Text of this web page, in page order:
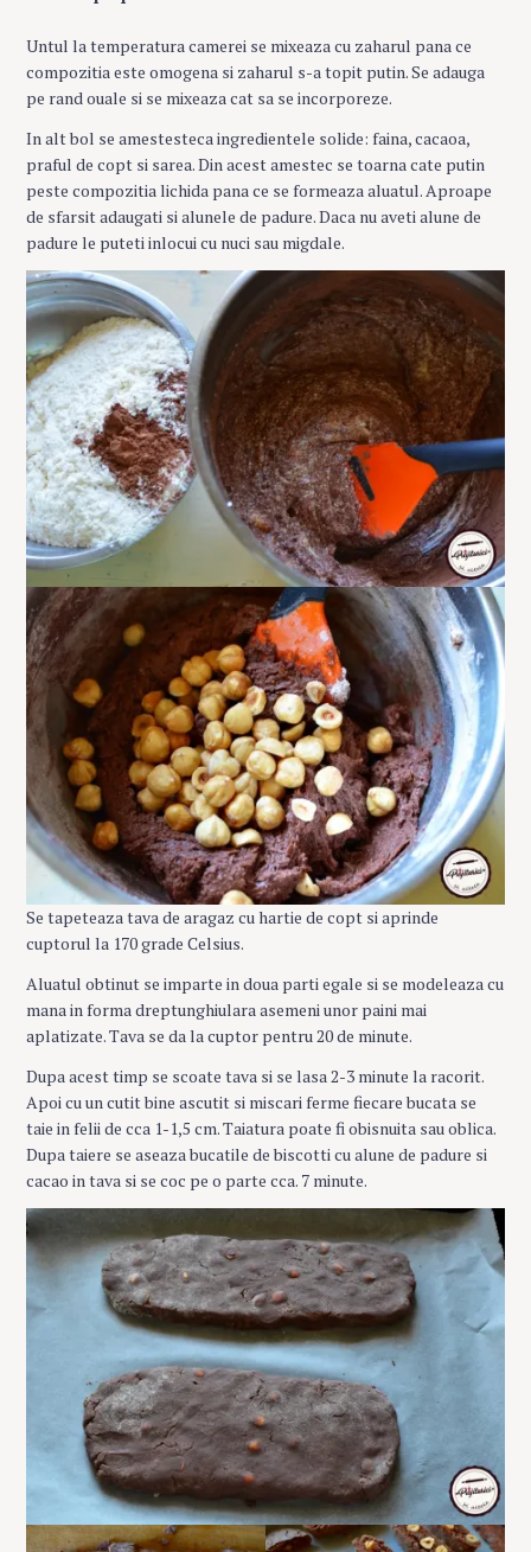
Untul la temperatura camerei se mixeaza cu zaharul pana ce
compozitia este omogena si zaharul s-a topit putin. Se adauga
pe rand ouale si se mixeaza cat sa se incorporeze.
In alt bol se amestesteca ingredientele solide: faina, cacaoa,
praful de copt si sarea. Din acest amestec se toarna cate putin
peste compozitia lichida pana ce se formeaza aluatul. Aproape
de sfarsit adaugati si alunele de padure. Daca nu aveti alune de
padure le puteti inlocui cu nuci sau migdale.
Se tapeteaza tava de aragaz cu hartie de copt si aprinde
cuptorul la 170 grade Celsius.
Aluatul obtinut se imparte in doua parti egale si se modeleaza cu
mana in forma dreptunghiulara asemeni unor paini mai
aplatizate. Tava se da la cuptor pentru 20 de minute.
Dupa acest timp se scoate tava si se lasa 2-3 minute la racorit.
Apoi cu un cutit bine ascutit si miscari ferme fiecare bucata se
taie in felii de cca 1-1,5 cm. Taiatura poate fi obisnuita sau oblica.
Dupa taiere se aseaza bucatile de biscotti cu alune de padure si
cacao in tava si se coc pe o parte cca. 7 minute.